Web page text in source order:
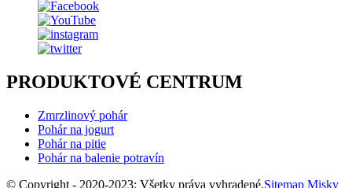
PRODUKTOVÉ CENTRUM
Zmrzlinový pohár
Pohár na jogurt
Pohár na pitie
Pohár na balenie potravín
© Copyright - 2020-2023: Všetky práva vyhradené.Sitemap Misky